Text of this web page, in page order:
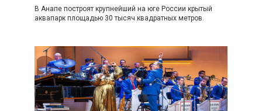
В Анапе построят крупнейший на юге России крытый
аквапарк площадью 30 тысяч квадратных метров.